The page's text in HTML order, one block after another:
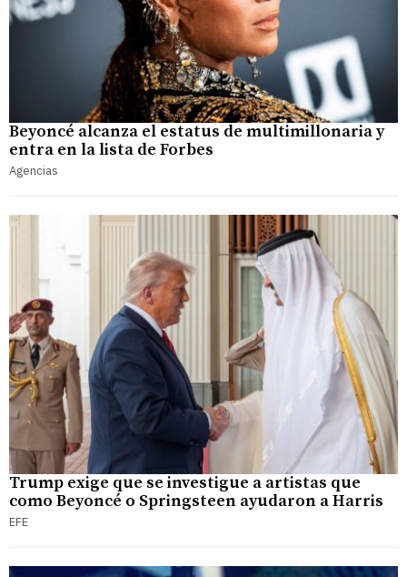
Beyoncé alcanza el estatus de multimillonaria y
entra en la lista de Forbes
Agencias
Trump exige que se investigue a artistas que
como Beyoncé o Springsteen ayudaron a Harris
EFE